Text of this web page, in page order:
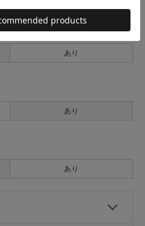
あり
あり
あり